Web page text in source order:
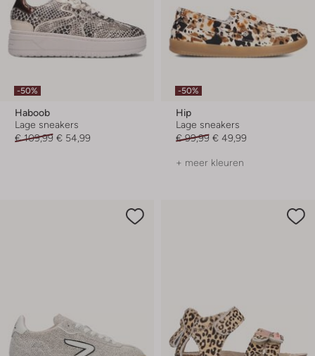
-50%
Haboob
Lage sneakers
€ 109,99 € 54,99
-50%
Hip
Lage sneakers
€ 99,99 € 49,99
+ meer kleuren